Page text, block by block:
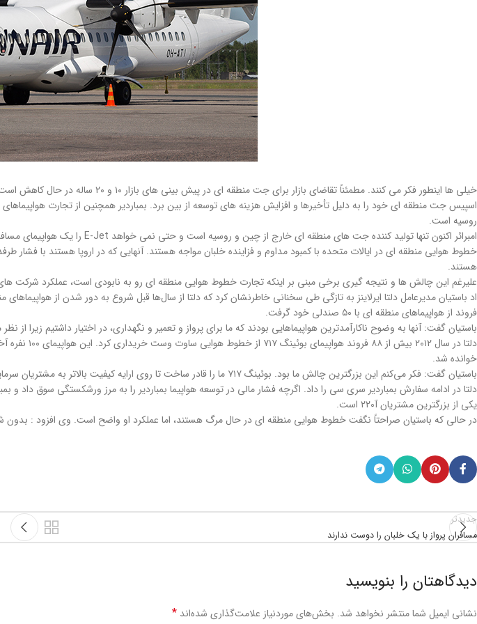
خیلی ها اینطور فکر می کنند. مطمئناً
اسپیس جت منطقه ای خود را به دلیل تأخیرها و افزایش هزینه های توسعه از بین برد. بمباردیر همچنین از تجارت
روسیه است.
امبرائر اکنون تنها تولید کننده جت های منطقه ای خارج از چین و روسیه است و حتی نمی خواهد E-Jet را یک هواپیمای مسافربری منطقه ای بنامد.
خطوط هوایی منطقه ای در ایالات متحده با کمبود مداوم و فزاینده خلبان مواجه هستند. آنهایی که در اروپا هستند با
هستند.
علیرغم این چالش ها و نتیجه گیری برخی مبنی بر اینکه تجارت خطوط هوایی منطقه ای رو به نابودی است، عملکرد شرکت های
فروند از هواپیماهای منطقه ای با ۵۰ صندلی خود گرفت.
باستیان گفت: آنها به وضوح ناکارآمدترین هواپیماهایی بودند که ما برای پرواز و تعمیر و نگهداری، در اختیار داشتیم زیرا از
خوانده شد.
باستیان گفت: فکر می‌کنم این بزرگترین چالش ما بود. بوئینگ ۷۱۷ ما را قادر ساخت تا روی ارایه کیفیت بالاتر به مشتریان سرمایه گذاری کنیم.
یکی از بزرگترین مشتریان آ۲۲۰ است.
در حالی که باستیان صراحتاً نگفت خطوط هوایی منطقه ای در حال مرگ هستند، اما عملکرد او واضح است. وی افزود : بدون شک ما آخرین هواپیمای ۵۰ نفره خود را در
جدیدتر
مسافران پرواز با یک خلبان را دوست ندارند
دیدگاهتان را بنویسید
نشانی ایمیل شما منتشر نخواهد شد. بخش‌های موردنیاز علامت‌گذاری شده‌اند *